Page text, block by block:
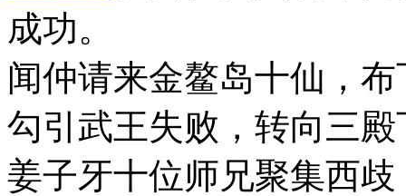
成功。
闻仲请来金鳌岛十仙，
勾引武王失败，转向三
姜子牙十位师兄聚集西